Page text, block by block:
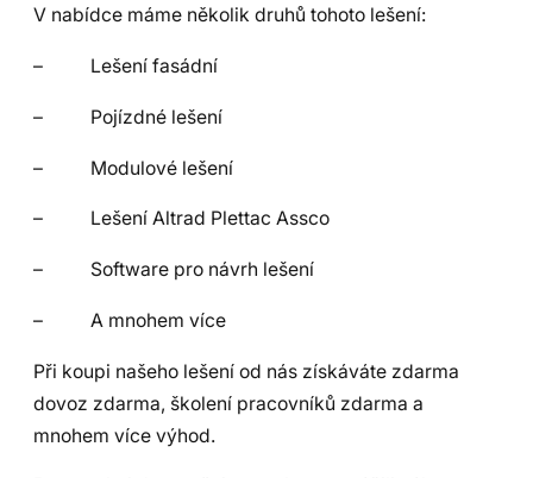
V nabídce máme několik druhů tohoto lešení:
– Lešení fasádní
– Pojízdné lešení
– Modulové lešení
– Lešení Altrad Plettac Assco
– Software pro návrh lešení
– A mnohem více
Při koupi našeho lešení od nás získáváte zdarma
dovoz zdarma, školení pracovníků zdarma a
mnohem více výhod.